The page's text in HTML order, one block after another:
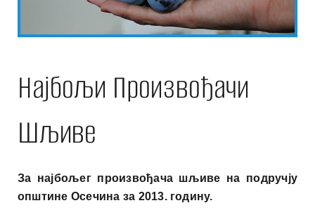
Најбољи Произвођачи
Шљиве
За најбољег произвођача шљиве на подручју
општине Осечина за 2013. годину.